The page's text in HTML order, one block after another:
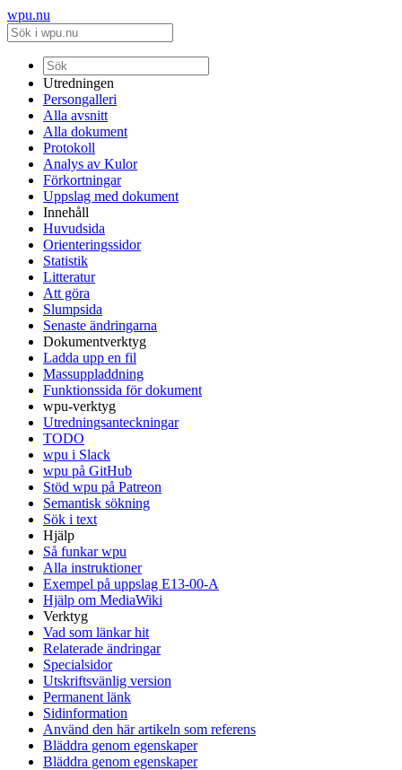
wpu.nu
Utredningen
Persongalleri
Alla avsnitt
Alla dokument
Protokoll
Analys av Kulor
Förkortningar
Uppslag med dokument
Innehåll
Huvudsida
Orienteringssidor
Statistik
Litteratur
Att göra
Slumpsida
Senaste ändringarna
Dokumentverktyg
Ladda upp en fil
Massuppladdning
Funktionssida för dokument
wpu-verktyg
Utredningsanteckningar
TODO
wpu i Slack
wpu på GitHub
Stöd wpu på Patreon
Semantisk sökning
Sök i text
Hjälp
Så funkar wpu
Alla instruktioner
Exempel på uppslag E13-00-A
Hjälp om MediaWiki
Verktyg
Vad som länkar hit
Relaterade ändringar
Specialsidor
Utskriftsvänlig version
Permanent länk
Sidinformation
Använd den här artikeln som referens
Bläddra genom egenskaper
Bläddra genom egenskaper